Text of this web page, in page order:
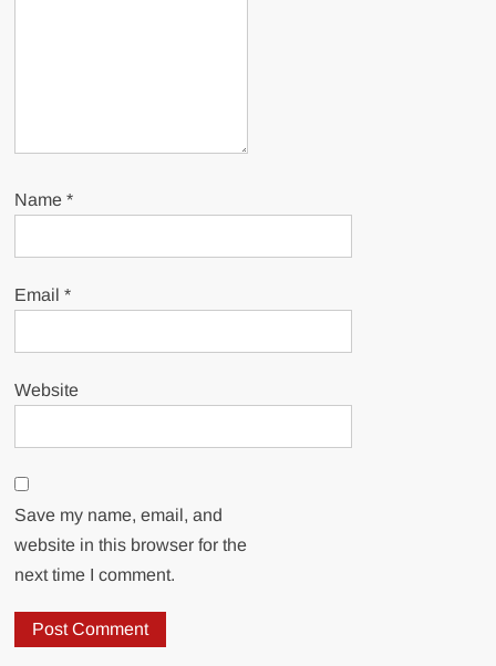
Name*
Email*
Website
Save my name, email, and
website in this browser for the
next time I comment.